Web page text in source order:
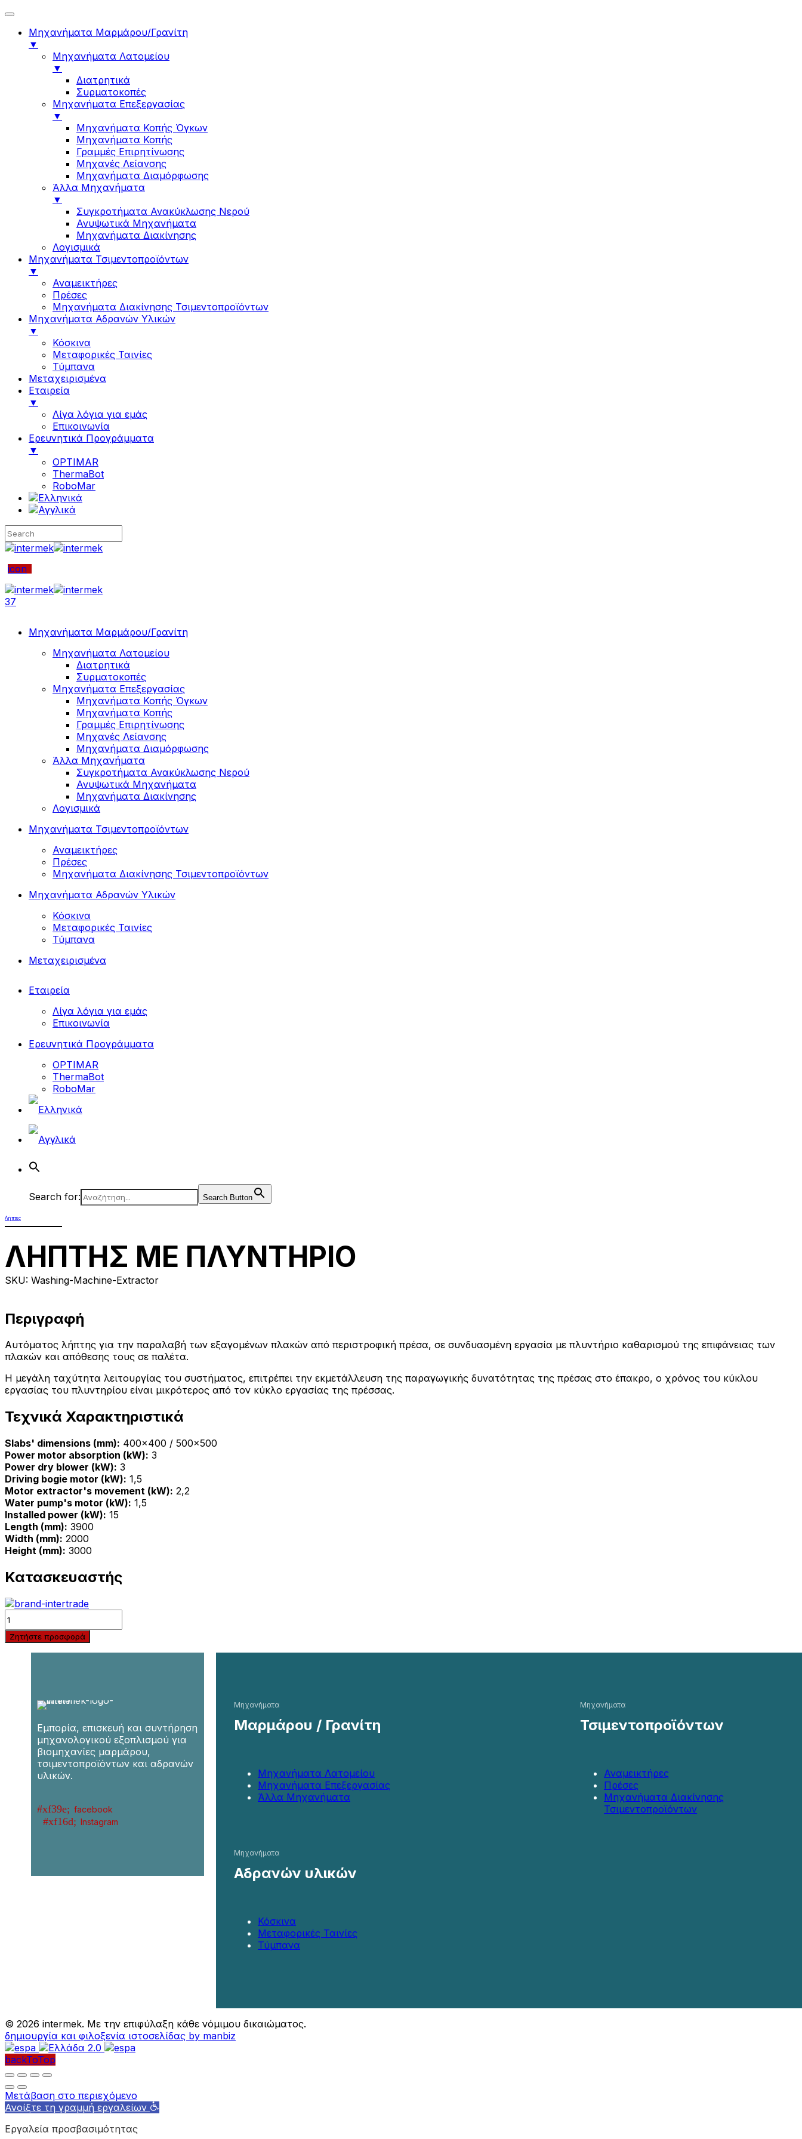
Μηχανήματα Μαρμάρου/Γρανίτη
▼
Μηχανήματα Λατομείου
▼
Διατρητικά
Συρματοκοπές
Μηχανήματα Επεξεργασίας
▼
Μηχανήματα Κοπής Όγκων
Μηχανήματα Κοπής
Γραμμές Επιρητίνωσης
Μηχανές Λείανσης
Μηχανήματα Διαμόρφωσης
Άλλα Μηχανήματα
▼
Συγκροτήματα Ανακύκλωσης Νερού
Ανυψωτικά Μηχανήματα
Μηχανήματα Διακίνησης
Λογισμικά
Μηχανήματα Τσιμεντοπροϊόντων
▼
Αναμεικτήρες
Πρέσες
Μηχανήματα Διακίνησης Τσιμεντοπροϊόντων
Μηχανήματα Αδρανών Υλικών
▼
Κόσκινα
Μεταφορικές Ταινίες
Τύμπανα
Μεταχειρισμένα
Εταιρεία
▼
Λίγα λόγια για εμάς
Επικοινωνία
Ερευνητικά Προγράμματα
▼
OPTIMAR
ThermaBot
RoboMar
icon
37
Μηχανήματα Μαρμάρου/Γρανίτη
Μηχανήματα Λατομείου
Διατρητικά
Συρματοκοπές
Μηχανήματα Επεξεργασίας
Μηχανήματα Κοπής Όγκων
Μηχανήματα Κοπής
Γραμμές Επιρητίνωσης
Μηχανές Λείανσης
Μηχανήματα Διαμόρφωσης
Άλλα Μηχανήματα
Συγκροτήματα Ανακύκλωσης Νερού
Ανυψωτικά Μηχανήματα
Μηχανήματα Διακίνησης
Λογισμικά
Μηχανήματα Τσιμεντοπροϊόντων
Αναμεικτήρες
Πρέσες
Μηχανήματα Διακίνησης Τσιμεντοπροϊόντων
Μηχανήματα Αδρανών Υλικών
Κόσκινα
Μεταφορικές Ταινίες
Τύμπανα
Μεταχειρισμένα
Εταιρεία
Λίγα λόγια για εμάς
Επικοινωνία
Ερευνητικά Προγράμματα
OPTIMAR
ThermaBot
RoboMar
Search for: Search Button
Λήπτες
ΛΗΠΤΗΣ ΜΕ ΠΛΥΝΤΗΡΙΟ
SKU: Washing-Machine-Extractor
Περιγραφή
Αυτόματος λήπτης για την παραλαβή των εξαγομένων πλακών από περιστροφική πρέσα, σε συνδυασμένη εργασία με πλυντήριο καθαρισμού της επιφάνειας των
πλακών και απόθεσης τους σε παλέτα.
Η μεγάλη ταχύτητα λειτουργίας του συστήματος, επιτρέπει την εκμετάλλευση της παραγωγικής δυνατότητας της πρέσας στο έπακρο, ο χρόνος του κύκλου
εργασίας του πλυντηρίου είναι μικρότερος από τον κύκλο εργασίας της πρέσσας.
Τεχνικά Χαρακτηριστικά
Slabs' dimensions (mm): 400x400 / 500x500
Power motor absorption (kW): 3
Power dry blower (kW): 3
Driving bogie motor (kW): 1,5
Motor extractor's movement (kW): 2,2
Water pump's motor (kW): 1,5
Installed power (kW): 15
Length (mm): 3900
Width (mm): 2000
Height (mm): 3000
Κατασκευαστής
Quantity
Ζητήστε προσφορά
Εμπορία, επισκευή και συντήρηση
μηχανολογικού εξοπλισμού για
βιομηχανίες μαρμάρου,
τσιμεντοπροϊόντων και αδρανών
υλικών.
facebook
Instagram
Μηχανήματα
Μαρμάρου / Γρανίτη
Μηχανήματα Λατομείου
Μηχανήματα Επεξεργασίας
Άλλα Μηχανήματα
Μηχανήματα
Τσιμεντοπροϊόντων
Αναμεικτήρες
Πρέσες
Μηχανήματα Διακίνησης
Τσιμεντοπροϊόντων
Μηχανήματα
Αδρανών υλικών
Κόσκινα
Μεταφορικές Ταινίες
Τύμπανα
© 2026 intermek. Με την επιφύλαξη κάθε νόμιμου δικαιώματος.
δημιουργία και φιλοξενία ιστοσελίδας by manbiz
backToTop
Μετάβαση στο περιεχόμενο
Ανοίξτε τη γραμμή εργαλείων
Εργαλεία προσβασιμότητας